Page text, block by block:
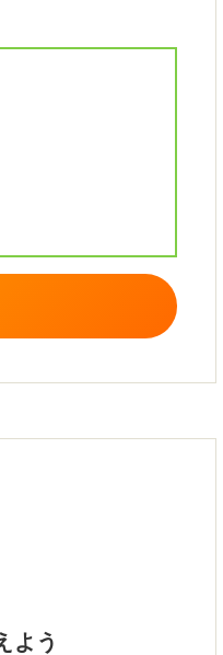
よう